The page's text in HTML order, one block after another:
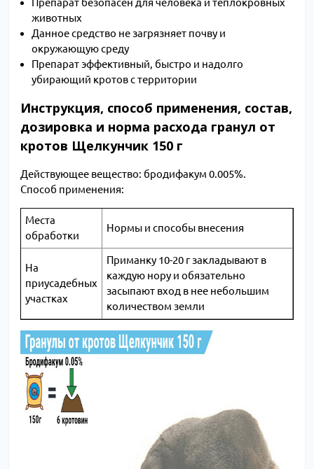
Препарат безопасен для человека и теплокровных
животных
Данное средство не загрязняет почву и
окружающую среду
Препарат эффективный, быстро и надолго
убирающий кротов с территории
Инструкция, способ применения, состав,
дозировка и норма расхода гранул от
кротов Щелкунчик 150 г
Действующее вещество: бродифакум 0.005%.
Способ применения:
Места
обработки
Нормы и способы внесения
На
приусадебных
участках
Приманку 10-20 г закладывают в
каждую нору и обязательно
засыпают вход в нее небольшим
количеством земли